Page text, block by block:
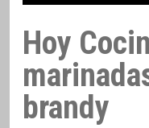
Hoy
brandy